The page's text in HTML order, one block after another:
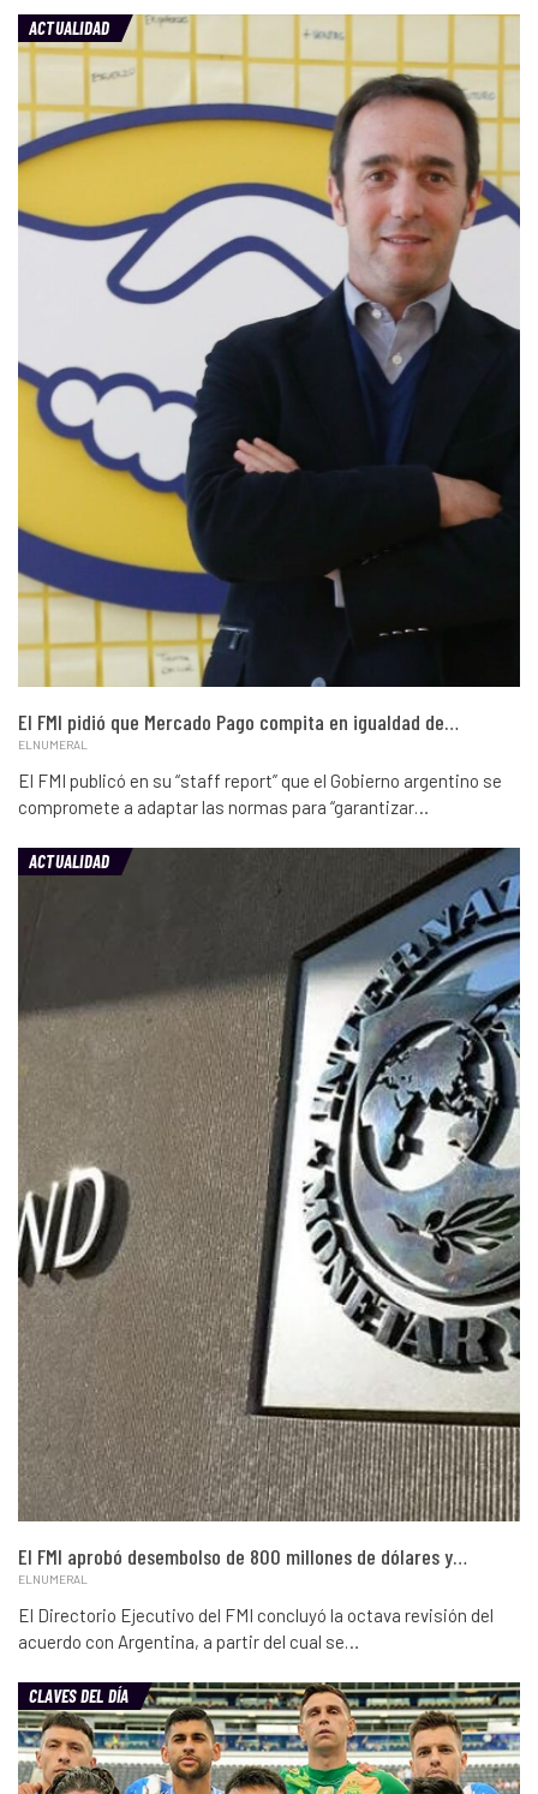
ACTUALIDAD
El FMI pidió que Mercado Pago compita en igualdad de…
ELNUMERAL
El FMI publicó en su “staff report” que el Gobierno argentino se
compromete a adaptar las normas para “garantizar…
ACTUALIDAD
El FMI aprobó desembolso de 800 millones de dólares y…
ELNUMERAL
El Directorio Ejecutivo del FMI concluyó la octava revisión del
acuerdo con Argentina, a partir del cual se…
CLAVES DEL DÍA